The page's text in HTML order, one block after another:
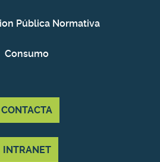
Pública Normativa
Consumo
CONTACTA
INTRANET